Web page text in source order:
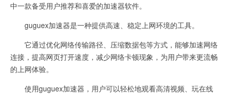
中一款备受用户推荐和喜爱的加速器软件。
guguex加速器是一种提供高速、稳定上网环境的工具。
它通过优化网络传输路径、压缩数据包等方式，能够加速网络
连接，提高网页打开速度，减少网络卡顿现象，为用户带来更流畅
的上网体验。
使用guguex加速器，用户可以轻松地观看高清视频、玩在线